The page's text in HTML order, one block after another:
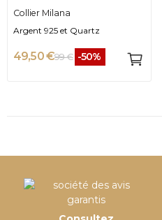
Collier Milana
Argent 925 et Quartz
49,50 €99 € -50%